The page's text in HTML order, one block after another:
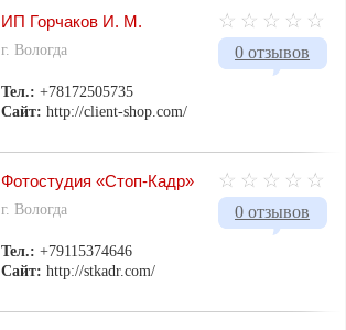
0 отзывов
ИП Горчаков И. М.
г. Вологда
Тел.:+78172505735
Сайт: http://client-shop.com/
0 отзывов
Фотостудия «Стоп-Кадр»
г. Вологда
Тел.:+79115374646
Сайт: http://stkadr.com/